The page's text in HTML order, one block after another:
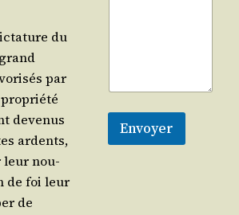
du
par
deve­nus
ardents,
leur nou­
de foi leur
de
Envoyer